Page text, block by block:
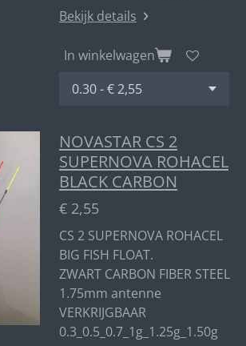
Bekijk details
In winkelwagen
NOVASTAR CS 2
SUPERNOVA ROHACEL
BLACK CARBON
€ 2,55
CS 2 SUPERNOVA ROHACEL
BIG FISH FLOAT.
ZWART CARBON FIBER STEEL
1.75mm antenne
VERKRIJGBAAR
0.3_0.5_0.7_1g_1.25g_1.50g